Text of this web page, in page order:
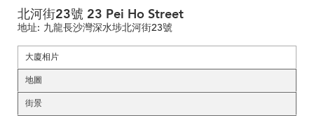
北河街23號 23 Pei Ho Street
地址: 九龍長沙灣深水埗北河街23號
大廈相片
地圖
街景